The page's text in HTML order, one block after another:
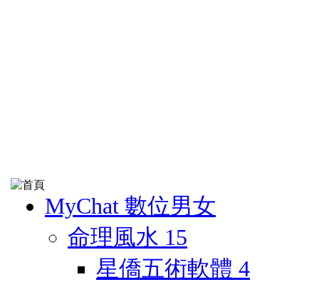
MyChat 數位男女
命理風水 15
星僑五術軟體 4